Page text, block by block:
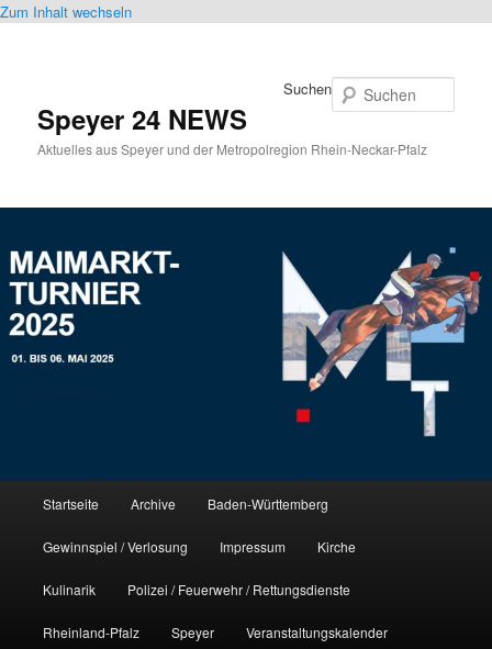
Zum Inhalt wechseln
Speyer 24 NEWS
Aktuelles aus Speyer und der Metropolregion Rhein-Neckar-Pfalz
Suchen
Startseite Archive Baden-Württemberg
Gewinnspiel / Verlosung Impressum Kirche
Kulinarik Polizei / Feuerwehr / Rettungsdienste
Rheinland-Pfalz Speyer Veranstaltungskalender